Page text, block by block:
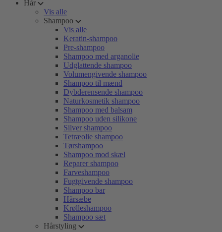
Hår
Vis alle
Shampoo
Vis alle
Keratin-shampoo
Pre-shampoo
Shampoo med arganolie
Udglattende shampoo
Volumengivende shampoo
Shampoo til mænd
Dybderensende shampoo
Naturkosmetik shampoo
Shampoo med balsam
Shampoo uden silikone
Silver shampoo
Tetræolie shampoo
Tørshampoo
Shampoo mod skæl
Reparer shampoo
Farveshampoo
Fugtgivende shampoo
Shampoo bar
Hårsæbe
Krølleshampoo
Shampoo sæt
Hårstyling